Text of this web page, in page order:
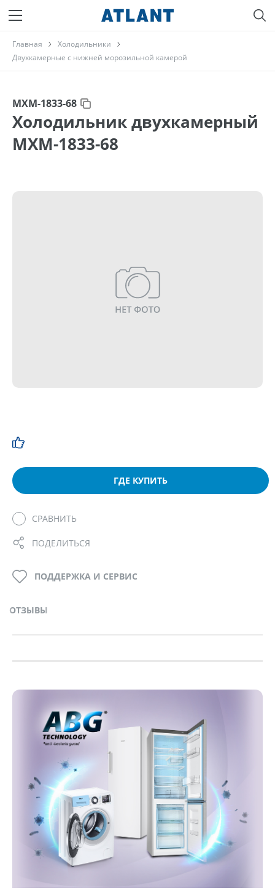
Главная
Холодильники
Двухкамерные с нижней морозильной камерой
МХМ-1833-68
Холодильник двухкамерный
МХМ-1833-68
ГДЕ КУПИТЬ
СРАВНИТЬ
ПОДЕЛИТЬСЯ
ОТЗЫВЫ
ПОДДЕРЖКА И СЕРВИС